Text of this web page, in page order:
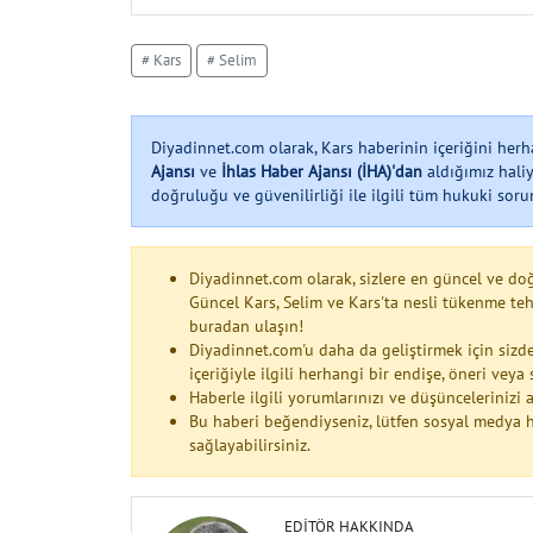
# Kars # Selim
Diyadinnet.com olarak, Kars haberinin içeriğini
Ajansı ve İhlas Haber Ajansı (İHA)'dan aldığımız
doğruluğu ve güvenilirliği ile ilgili tüm hukuki
Diyadinnet.com olarak, sizlere en güncel ve
Güncel Kars, Selim ve Kars'ta nesli tükenme
buradan ulaşın!
Diyadinnet.com'u daha da geliştirmek için
içeriğiyle ilgili herhangi bir endişe, öneri
Haberle ilgili yorumlarınızı ve
Bu haberi beğendiyseniz, lütfen sosyal medya
sağlayabilirsiniz.
EDITÖR HAKKINDA